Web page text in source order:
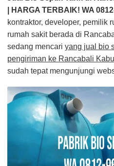
| HARGA TERBAIK! WA
kontraktor, developer, pemilik
rumah sakit berada di
sedang mencari yang jual bio
pengiriman ke Rancabali
sudah tepat mengunjungi